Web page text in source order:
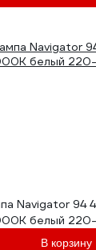
Navigator 94
белый
В корзину